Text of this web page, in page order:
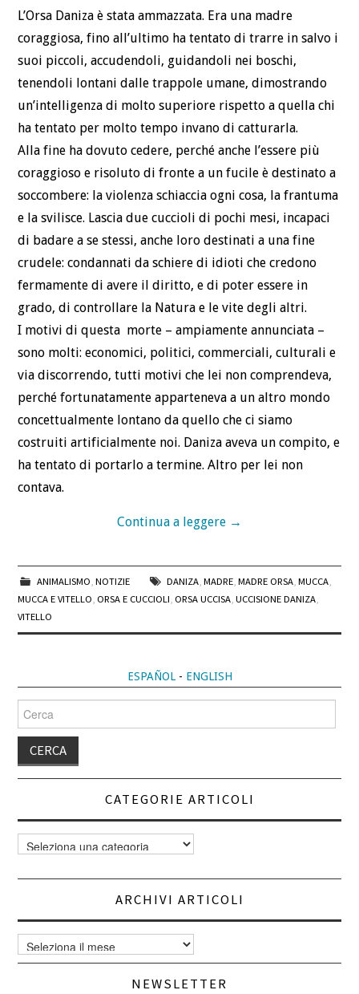
CONTATTI
L’Orsa Daniza è stata ammazzata. Era una madre
coraggiosa, fino all’ultimo ha tentato di trarre in salvo i
suoi piccoli, accudendoli, guidandoli nei boschi,
tenendoli lontani dalle trappole umane, dimostrando
un’intelligenza di molto superiore rispetto a quella chi
ha tentato per molto tempo invano di catturarla.
Alla fine ha dovuto cedere, perché anche l’essere più
coraggioso e risoluto di fronte a un fucile è destinato a
soccombere: la violenza schiaccia ogni cosa, la frantuma
e la svilisce. Lascia due cuccioli di pochi mesi, incapaci
di badare a se stessi, anche loro destinati a una fine
crudele: condannati da schiere di idioti che credono
fermamente di avere il diritto, e di poter essere in
grado, di controllare la Natura e le vite degli altri.
I motivi di questa morte – ampiamente annunciata –
sono molti: economici, politici, commerciali, culturali e
via discorrendo, tutti motivi che lei non comprendeva,
perché fortunatamente apparteneva a un altro mondo
concettualmente lontano da quello che ci siamo
costruiti artificialmente noi. Daniza aveva un compito, e
ha tentato di portarlo a termine. Altro per lei non
contava.
Continua a leggere →
ANIMALISMO, NOTIZIE DANIZA, MADRE, MADRE ORSA, MUCCA,
MUCCA E VITELLO, ORSA E CUCCIOLI, ORSA UCCISA,UCCISIONE DANIZA,
VITELLO
ESPAÑOL- ENGLISH
Cerca
per:
CATEGORIE ARTICOLI
Categorie
articoli
ARCHIVI ARTICOLI
Archivi
articoli
NEWSLETTER